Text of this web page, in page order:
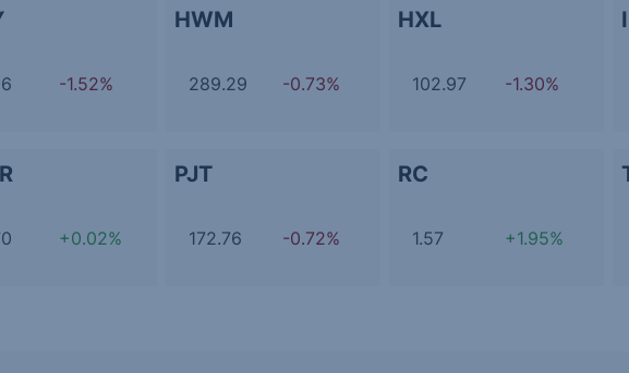
-1.52%
HWM
289.29 -0.73%
HXL
102.97 -1.30%
+0.02%
PJT
172.76 -0.72%
RC
1.57 +1.95%